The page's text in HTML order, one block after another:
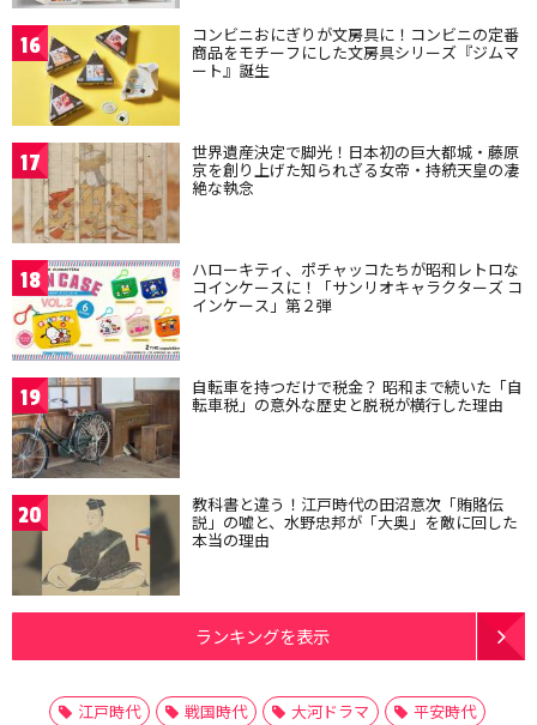
16 コンビニおにぎりが文房具に！コンビニの定番
商品をモチーフにした文房具シリーズ『ジムマ
ート』誕生
17 世界遺産決定で脚光！日本初の巨大都城・藤原
京を創り上げた知られざる女帝・持統天皇の凄
絶な執念
18 ハローキティ、ポチャッコたちが昭和レトロな
コインケースに！「サンリオキャラクターズ コ
インケース」第２弾
19 自転車を持つだけで税金？ 昭和まで続いた「自
転車税」の意外な歴史と脱税が横行した理由
20 教科書と違う！江戸時代の田沼意次「賄賂伝
説」の嘘と、水野忠邦が「大奥」を敵に回した
本当の理由
ランキングを表示
江戸時代 戦国時代 大河ドラマ
平安時代